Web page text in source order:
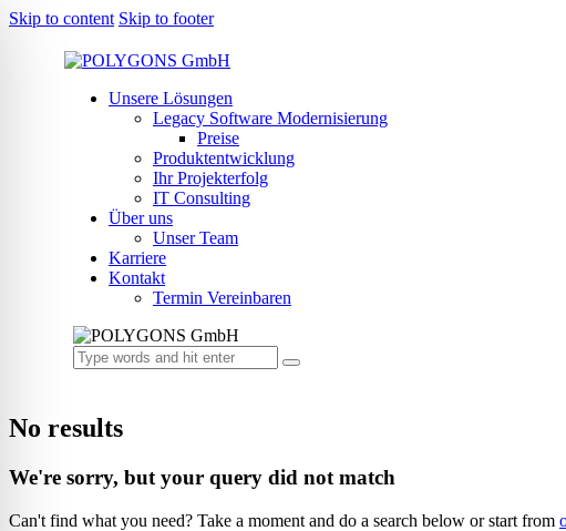
Skip to content Skip to footer
Unsere Lösungen
Legacy Software Modernisierung
Preise
Produktentwicklung
Ihr Projekterfolg
IT Consulting
Über uns
Unser Team
Karriere
Kontakt
Termin Vereinbaren
No results
We're sorry, but your query did not match
Can't find what you need? Take a moment and do a search below or start from